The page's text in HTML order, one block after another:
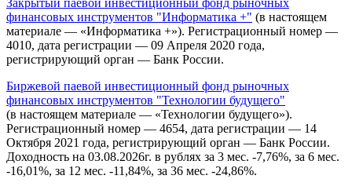
Закрытый паевой инвестиционный фонд рыночных
финансовых инструментов "Информатика +" (в настоящем
материале — «Информатика +»). Регистрационный номер —
4010, дата регистрации — 09 Апреля 2020 года,
регистрирующий орган — Банк России.
Биржевой паевой инвестиционный фонд рыночных
финансовых инструментов "Технологии будущего"
(в настоящем материале — «Технологии будущего»).
Регистрационный номер — 4654, дата регистрации — 14
Октября 2021 года, регистрирующий орган — Банк России.
Доходность на 03.08.2026г. в рублях за 3 мес. -7,76%, за 6 мес.
-16,01%, за 12 мес. -11,84%, за 36 мес. -24,86%.